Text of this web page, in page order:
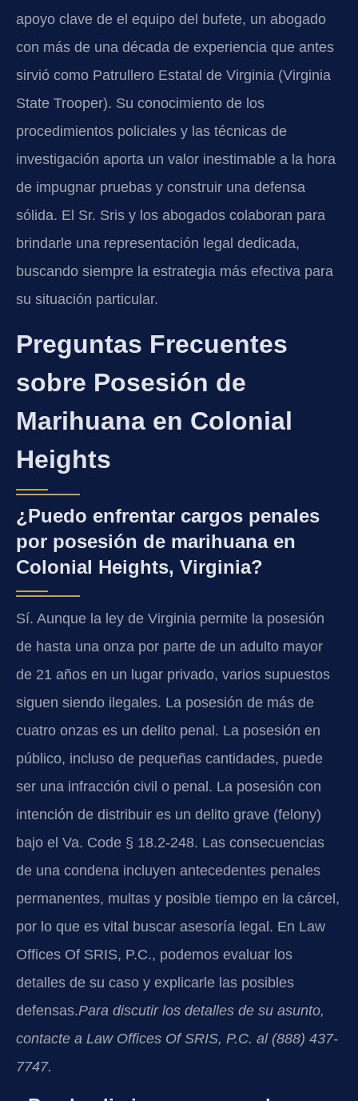
apoyo clave de el equipo del bufete, un abogado
con más de una década de experiencia que antes
sirvió como Patrullero Estatal de Virginia (Virginia
State Trooper). Su conocimiento de los
procedimientos policiales y las técnicas de
investigación aporta un valor inestimable a la hora
de impugnar pruebas y construir una defensa
sólida. El Sr. Sris y los abogados colaboran para
brindarle una representación legal dedicada,
buscando siempre la estrategia más efectiva para
su situación particular.
Preguntas Frecuentes
sobre Posesión de
Marihuana en Colonial
Heights
¿Puedo enfrentar cargos penales
por posesión de marihuana en
Colonial Heights, Virginia?
Sí. Aunque la ley de Virginia permite la posesión
de hasta una onza por parte de un adulto mayor
de 21 años en un lugar privado, varios supuestos
siguen siendo ilegales. La posesión de más de
cuatro onzas es un delito penal. La posesión en
público, incluso de pequeñas cantidades, puede
ser una infracción civil o penal. La posesión con
intención de distribuir es un delito grave (felony)
bajo el Va. Code § 18.2-248. Las consecuencias
de una condena incluyen antecedentes penales
permanentes, multas y posible tiempo en la cárcel,
por lo que es vital buscar asesoría legal. En Law
Offices Of SRIS, P.C., podemos evaluar los
detalles de su caso y explicarle las posibles
defensas.Para discutir los detalles de su asunto,
contacte a Law Offices Of SRIS, P.C. al (888) 437-
7747.